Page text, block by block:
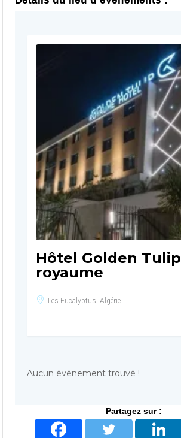
Hôtel Golden Tulip
royaume
Les Eucalyptus, Algérie
Aucun événement trouvé !
Partagez sur :